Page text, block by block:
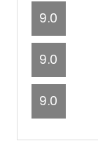
9.0
9.0
9.0